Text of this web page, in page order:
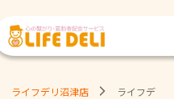
ライフデリ沼津店
ライフデ